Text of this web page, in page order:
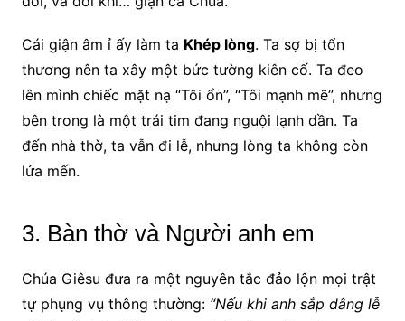
Cái giận âm ỉ ấy làm ta Khép lòng. Ta sợ bị tổn
thương nên ta xây một bức tường kiên cố. Ta đeo
lên mình chiếc mặt nạ “Tôi ổn”, “Tôi mạnh mẽ”, nhưng
bên trong là một trái tim đang nguội lạnh dần. Ta
đến nhà thờ, ta vẫn đi lễ, nhưng lòng ta không còn
lửa mến.
3. Bàn thờ và Người anh em
Chúa Giêsu đưa ra một nguyên tắc đảo lộn mọi trật
tự phụng vụ thông thường: “Nếu khi anh sắp dâng lễ